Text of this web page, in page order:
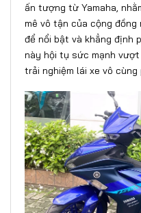
ấn tượng từ Yamaha,
mê vô tận của cộng
để nổi bật và khẳng định
này hội tụ sức mạnh
trải nghiệm lái xe vô cùng